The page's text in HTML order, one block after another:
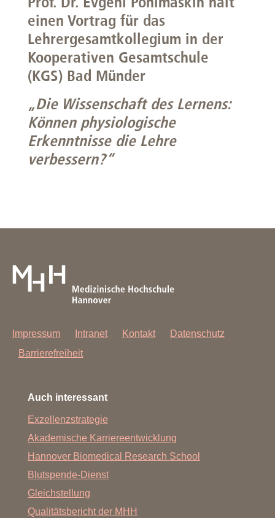
einen Vortrag für das
Lehrergesamtkollegium in der
Kooperativen Gesamtschule
(KGS) Bad Münder
„Die Wissenschaft des Lernens:
Können physiologische
Erkenntnisse die Lehre
verbessern?“
Impressum Intranet Kontakt
Datenschutz
Barrierefreiheit
Auch interessant
Exzellenzstrategie
Akademische Karriereentwicklung
Hannover Biomedical Research School
Blutspende-Dienst
Gleichstellung
Qualitätsbericht der MHH